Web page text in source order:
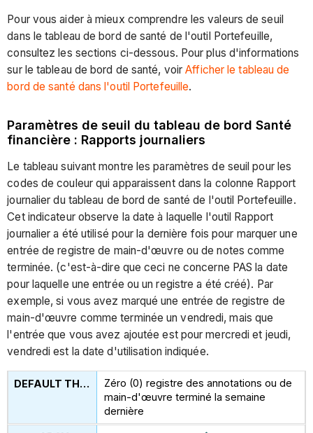
Pour vous aider à mieux comprendre les valeurs de seuil
dans le tableau de bord de santé de l'outil Portefeuille,
consultez les sections ci-dessous. Pour plus d'informations
sur le tableau de bord de santé, voirAfficher le tableau de
bord de santé dans l'outil Portefeuille.
Paramètres de seuil du tableau de bord Santé
financière : Rapports journaliers
Le tableau suivant montre les paramètres de seuil pour les
codes de couleur qui apparaissent dans la colonne Rapport
journalier du tableau de bord de santé de l'outil Portefeuille.
Cet indicateur observe la date à laquelle l'outil Rapport
journalier a été utilisé pour la dernière fois pour marquer une
entrée de registre de main-d'œuvre ou de notes comme
terminée. (c'est-à-dire que ceci ne concerne PAS la date
pour laquelle une entrée ou un registre a été créé). Par
exemple, si vous avez marqué une entrée de registre de
main-d'œuvre comme terminée un vendredi, mais que
l'entrée que vous avez ajoutée est pour mercredi et jeudi,
vendredi est la date d'utilisation indiquée.
Zéro (0) registre des annotations ou de
main-d'œuvre terminé la semaine
dernière